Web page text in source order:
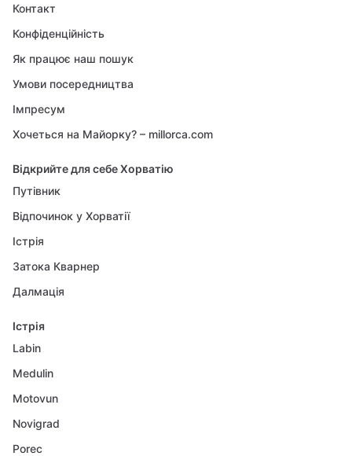
Контакт
Конфіденційність
Як працює наш пошук
Умови посередництва
Імпресум
Хочеться на Майорку? – millorca.com
Відкрийте для себе Хорватію
Путівник
Відпочинок у Хорватії
Істрія
Затока Кварнер
Далмація
Істрія
Labin
Medulin
Motovun
Novigrad
Porec